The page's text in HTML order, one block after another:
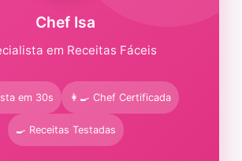
Chef Isa
em Receitas Fáceis
em 30s 👩‍🍳 Chef Certificada
🍳 Receitas Testadas